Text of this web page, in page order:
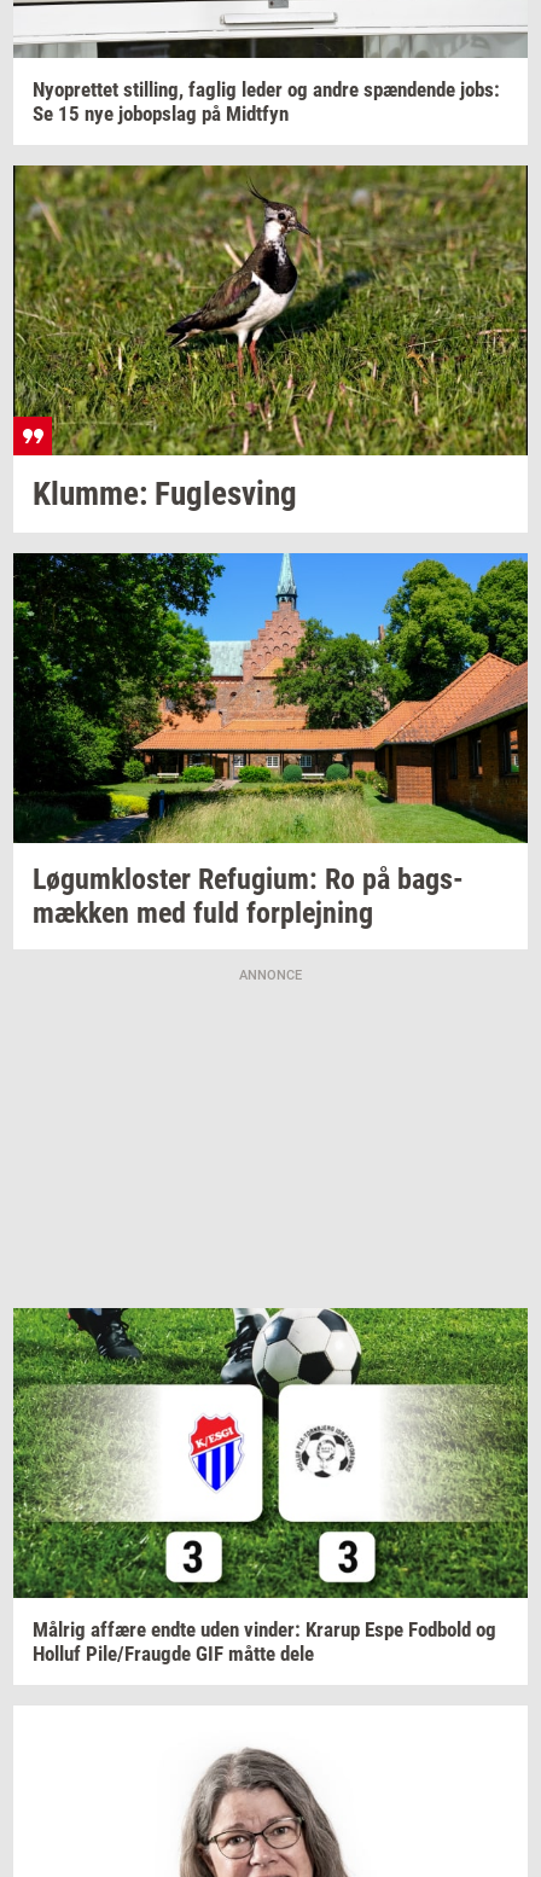
Ny­op­ret­tet stil­ling, fag­lig leder og andre spæn­den­de jobs:
Se 15 nye jo­bop­slag på Midt­fyn
Klum­me: Fug­lesving
Løgum­klo­ster Re­fu­gi­um: Ro på bags­
mæk­ken med fuld for­plej­ning
ANNONCE
Må­l­rig af­fæ­re endte uden vin­der: Krarup Espe Fod­bold og
Hol­luf Pile/Fraug­de GIF måtte dele